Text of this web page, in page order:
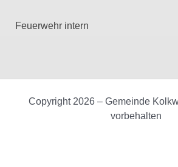
Feuerwehr intern
Copyright 2026 – Gemeinde
vorbehalten